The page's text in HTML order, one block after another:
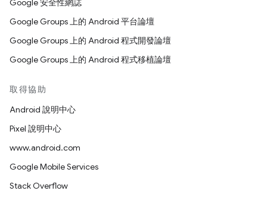
Google 安全性網誌
Google Groups 上的 Android 平台論壇
Google Groups 上的 Android 程式開發論壇
Google Groups 上的 Android 程式移植論壇
取得協助
Android 說明中心
Pixel 說明中心
www.android.com
Google Mobile Services
Stack Overflow